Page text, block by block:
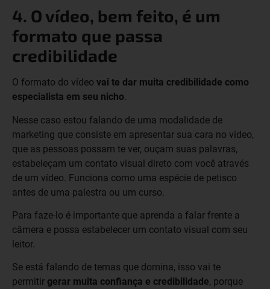
4. O vídeo, bem feito, é um
formato que passa
credibilidade
O formato do vídeo vai te dar muita credibilidade como
especialista em seu nicho.
Nesse caso estou falando de uma modalidade de
marketing que consiste em apresentar sua cara no vídeo,
que as pessoas possam te ver, ouçam suas palavras,
estabeleçam um contato visual direto com você através
de um vídeo. Funciona como uma espécie de petisco
antes de uma palestra ou um curso.
Para faze-lo é importante que aprenda a falar frente a
câmera e possa estabelecer um contato visual com seu
leitor.
Se está falando de temas que domina, isso vai te
permitir gerar muita confiança e credibilidade, porque